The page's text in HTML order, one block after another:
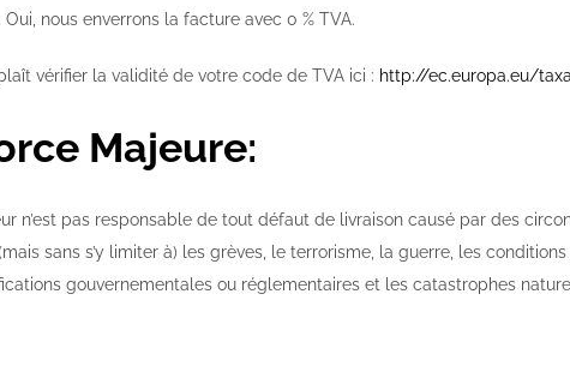
Oui, nous enverrons la facture avec 0 % TVA.
vérifier la validité de votre code de TVA ici : http://ec.europa.eu/
Majeure:
n’est pas responsable de tout défaut de livraison causé par des
sans s’y limiter à) les grèves, le terrorisme, la guerre, les
gouvernementales ou réglementaires et les catastrophes